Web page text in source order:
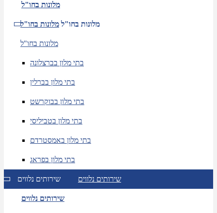
מלונות בחו"ל
מלונות בחו"ל מלונות בחו"ל
מלונות בחו"ל
בתי מלון בברצלונה
בתי מלון בברלין
בתי מלון בבוקרשט
בתי מלון בטביליסי
בתי מלון באמסטרדם
בתי מלון בפראג
שירותים נלווים שירותים נלווים
שירותים נלווים